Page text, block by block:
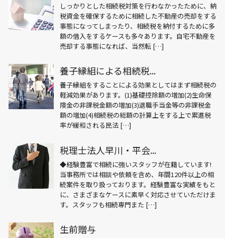
しっかりとした相続税対策を行わなかったために、納
税資金を確保するために相続した不動産の売却をする
事態になってしまったり、相続税を納付するために多
額の借入をするケースも多々あります。自宅不動産を
売却する事態になれば、当然転 […]
養子縁組による相続税...
養子縁組をすることによる効果としてはまず相続税の
軽減効果があります。(1)基礎控除額の増加(2)生命保
険金の非課税金額の増加(3)退職手当金等の非課税金
額の増加(4)相続税の総額の計算上をする上で累進税
率が緩和される民法 […]
税理士法人早川・平会...
◆経験豊富で相続に強いスタッフが在籍しています!
当事務所では相談や依頼を含め、年間120件以上の相
続案件を取り扱っております。経験豊富な実績をもと
に、さまざまなケースに素早く対応させていただけま
す。スタッフも相続専門また […]
生前贈与